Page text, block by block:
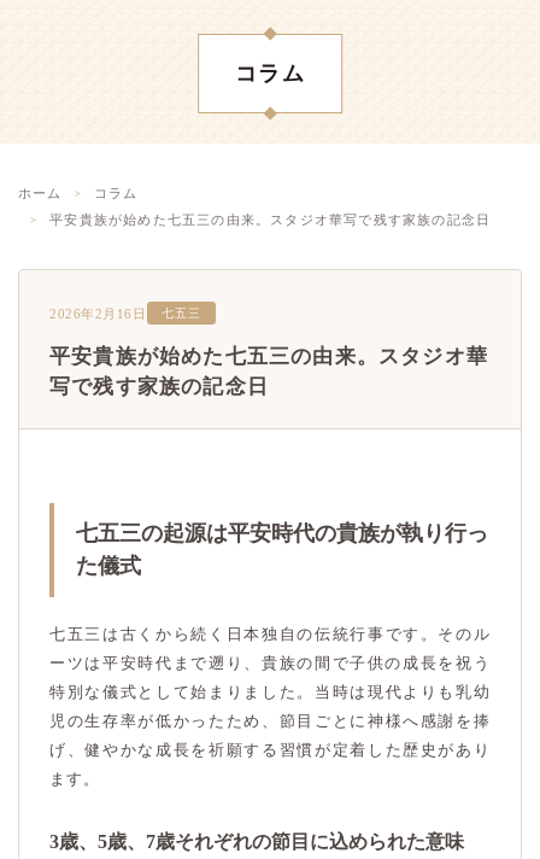
コラム
ホーム
コラム
平安貴族が始めた七五三の由来。スタジオ華写で残す家族の記念日
2026年2月16日 七五三
平安貴族が始めた七五三の由来。スタジオ華
写で残す家族の記念日
七五三の起源は平安時代の貴族が執り行っ
た儀式
七五三は古くから続く日本独自の伝統行事です。そのル
ーツは平安時代まで遡り、貴族の間で子供の成長を祝う
特別な儀式として始まりました。当時は現代よりも乳幼
児の生存率が低かったため、節目ごとに神様へ感謝を捧
げ、健やかな成長を祈願する習慣が定着した歴史があり
ます。
3歳、5歳、7歳それぞれの節目に込められた意味